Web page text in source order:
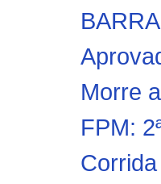
Morre
FPM: